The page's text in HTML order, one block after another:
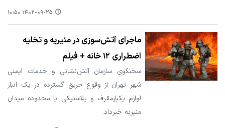
۱۴۰۲-۰۹-۲۵ ۱۰:۵۰
ماجرای آتش‌سوزی در منیریه و تخلیه
اضطراری ۱۲ خانه + فیلم
سخنگوی سازمان آتش‌نشانی و خدمات ایمنی
شهر تهران از وقوع حریق گسترده در یک انبار
لوازم یکبارمقرف و پلاستیکی پا محدوده میدان
منیریه خبرداد.